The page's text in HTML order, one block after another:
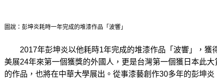
圖說：彭坤炎耗時一年完成的堆漆作品「波響」
2017年彭坤炎以他耗時1年完成的堆漆作品「波響」，獲
美展24年來第一個獲獎的外國人，更是台灣第一個獲日本此
的作品，也將在中華大學展出。 從事漆藝創作30多年的彭坤